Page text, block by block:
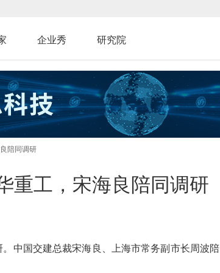
企业秀 研究院
陪同调研
重工，宋海良陪同调研
中国交建总裁宋海良、上海市常务副市长周波陪